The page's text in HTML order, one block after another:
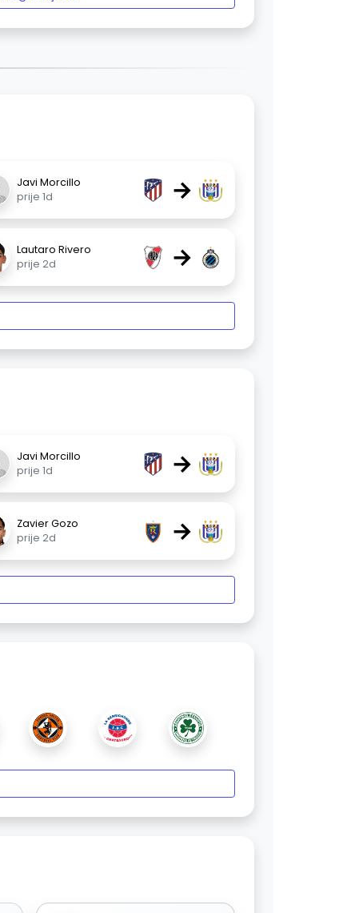
Javi Morcillo
prije 1d
→
Lautaro Rivero
prije 2d
→
Javi Morcillo
prije 1d
→
Zavier Gozo
prije 2d
→